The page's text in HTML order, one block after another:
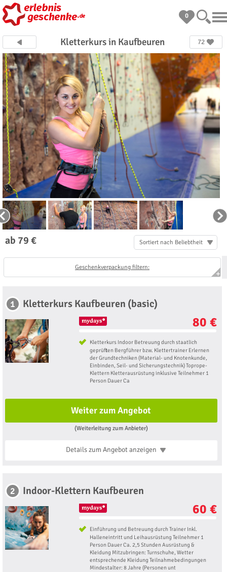
0
Kletterkurs in Kaufbeuren 72
ab 79 € Sortiert nach Beliebtheit
Geschenkverpackung filtern:
1 Kletterkurs Kaufbeuren (basic)
80 €
Kletterkurs Indoor Betreuung durch staatlich
geprüften Bergführer bzw. Klettertrainer Erlernen
der Grundtechniken (Material- und Knotenkunde,
Einbinden, Seil- und Sicherungstechnik) Toprope-
Klettern Kletterausrüstung inklusive Teilnehmer 1
Person Dauer Ca
Weiter zum Angebot
(Weiterleitung zum Anbieter)
Details zum Angebotanzeigen
2 Indoor-Klettern Kaufbeuren
60 €
Einführung und Betreuung durch Trainer Inkl.
Halleneintritt und Leihausrüstung Teilnehmer 1
Person Dauer Ca. 2,5 Stunden Ausrüstung &
Kleidung Mitzubringen: Turnschuhe, Wetter
entsprechende Kleidung Teilnahmebedingungen
Mindestalter: 8 Jahre (Personen unt